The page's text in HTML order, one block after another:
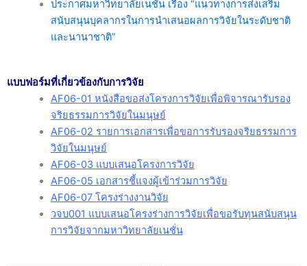
ประกาศมหาวิทยาลัยเนชั่น เรื่อง “แนวทางการส่งเสริม
สนับสนุนบุคลากรในการนำเสนอผลการวิจัยในระดับชาติ
และนานาชาติ”
แบบฟอร์มที่เกี่ยวข้องกับการวิจัย
AF06-01 หนังสือขอส่งโครงการวิจัยเพื่อพิจารณารับรอง
จริยธรรมการวิจัยในมนุษย์
AF06-02 รายการเอกสารเพื่อขอการรับรองจริยธรรมการ
วิจัยในมนุษย์
AF06-03 แบบเสนอโครงการวิจัย
AF06-05 เอกสารชี้แจงผู้เข้าร่วมการวิจัย
AF06-07 โครงร่างงานวิจัย
วจบ001 แบบเสนอโครงร่างการวิจัยเพื่อขอรับทุนสนับสนุน
การวิจัยจากมหาวิทยาลัยเนชั่น